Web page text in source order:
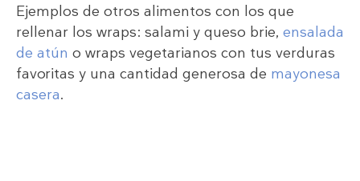
Ejemplos de otros alimentos con los que
rellenar los wraps: salami y queso brie, ensalada
de atún o wraps vegetarianos con tus verduras
favoritas y una cantidad generosa de mayonesa
casera.